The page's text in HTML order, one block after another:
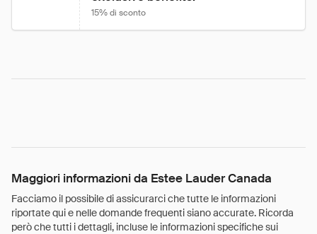
15% di sconto
Maggiori informazioni da Estee Lauder Canada
Facciamo il possibile di assicurarci che tutte le informazioni
riportate qui e nelle domande frequenti siano accurate. Ricorda
però che tutti i dettagli, incluse le informazioni specifiche sui